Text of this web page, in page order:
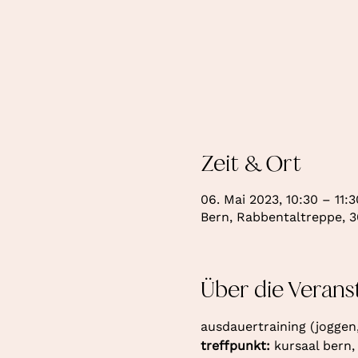
Zeit & Ort
06. Mai 2023, 10:30 –
Bern, Rabbentaltreppe,
Über die
ausdauertraining
treffpunkt: kursaal